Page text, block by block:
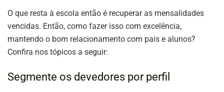
O que resta à escola então é recuperar as mensalidades
vencidas. Então, como fazer isso com excelência,
mantendo o bom relacionamento com pais e alunos?
Confira nos tópicos a seguir:
Segmente os devedores por perfil